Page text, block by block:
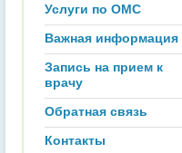
Услуги по ОМС
Важная информация
Запись на прием к
врачу
Обратная связь
Контакты